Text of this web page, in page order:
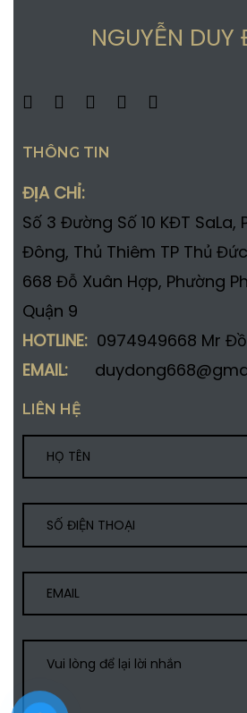
NGUYỄN
THÔNG TIN
ĐỊA CHỈ:
Số 3 Đường Số 10 KĐT SaLa,
Đông, Thủ Thiêm TP Thủ Đức
668 Đỗ Xuân Hợp, Phường
Quận 9
HOTLINE: 0974949668 Mr
EMAIL:
LIÊN HỆ